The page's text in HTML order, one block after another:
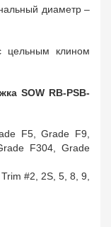
диаметр –
цельным клином
SOW RB-PSB-
F5, Grade F9,
F304, Grade
#2, 2S, 5, 8, 9,